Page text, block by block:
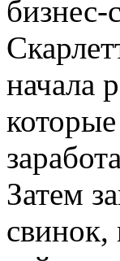
бизнес-
начала
Затем
свинок,